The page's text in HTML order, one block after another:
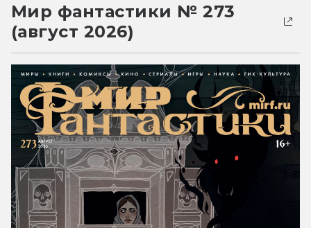
Мир фантастики № 273
(август 2026)